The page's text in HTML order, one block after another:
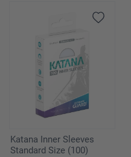
Katana Inner Sleeves
Standard Size (100)